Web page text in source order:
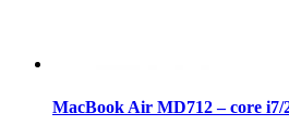
MacBook Air MD712 – core i7/